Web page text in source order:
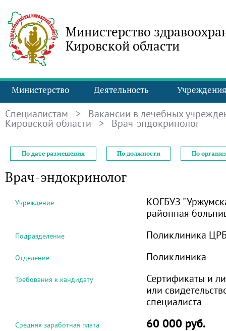
Министерство
Кировской области
Министерство Деятельность Учреждения
Специалистам > Вакансии в лечебных
Кировской области > Врач-эндокринолог
По дате размещения По должности По
Врач-эндокринолог
Учреждение
КОГБУЗ
районная
Подразделение Поликлиника
Отделение Поликлиника
Требования к кандидату
Сертификаты и
или
специалиста
Средняя заработная плата 60 000 руб.